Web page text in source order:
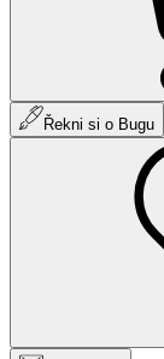
Řekni si o Bugu